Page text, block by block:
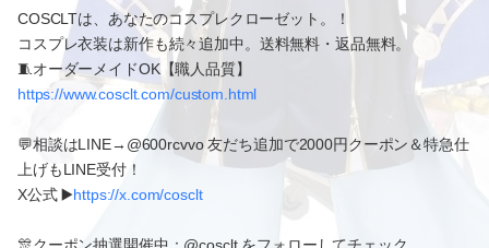
COSCLTは、あなたのコスプレクローゼット。！
コスプレ衣装は新作も続々追加中。送料無料・返品無料。
🧵オーダーメイドOK【職人品質】
https://www.cosclt.com/custom.html
💬相談はLINE→@600rcvvo 友だち追加で2000円クーポン＆特急仕
上げもLINE受付！
X公式 ▶️https://x.com/cosclt